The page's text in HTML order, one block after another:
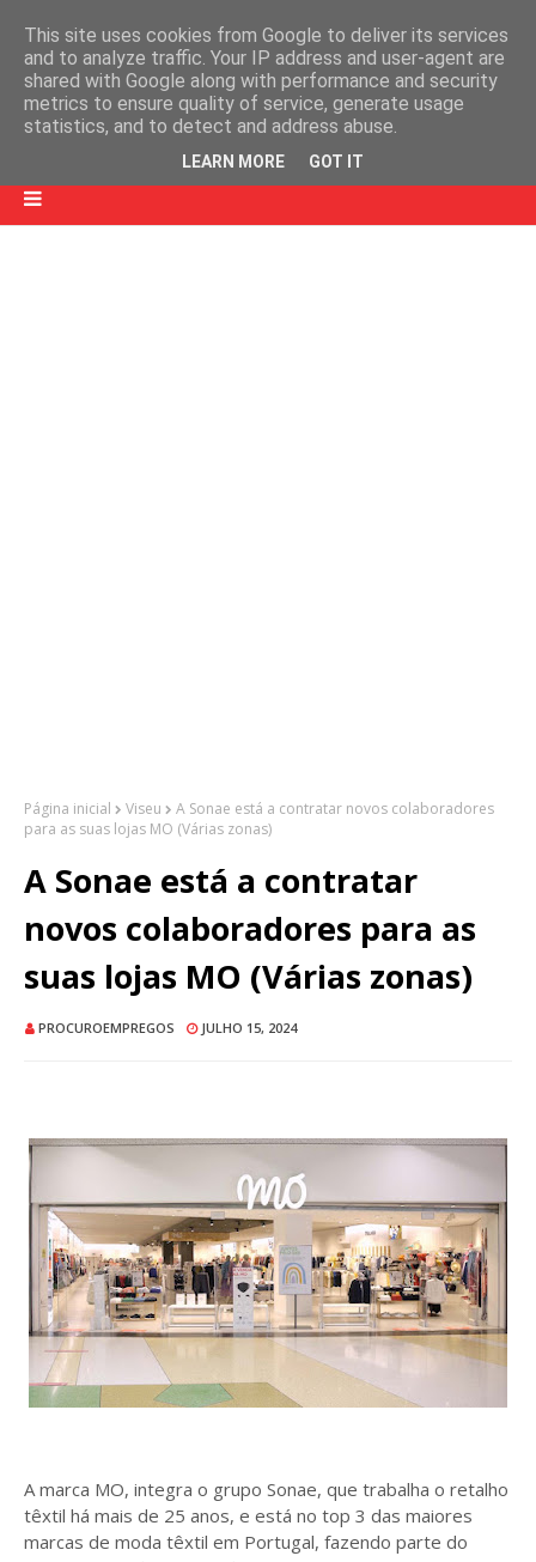
Página inicial Viseu
A Sonae está a contratar novos colaboradores
para as suas lojas MO (Várias zonas)
A Sonae está a contratar
novos colaboradores para as
suas lojas MO (Várias zonas)
PROCUROEMPREGOS JULHO 15, 2024
A marca MO, integra o grupo Sonae, que trabalha o retalho
têxtil há mais de 25 anos, e está no top 3 das maiores
marcas de moda têxtil em Portugal, fazendo parte do
This site uses cookies from Google to deliver its services
and to analyze traffic. Your IP address and user-agent are
shared with Google along with performance and security
metrics to ensure quality of service, generate usage
statistics, and to detect and address abuse.
LEARN MORE GOT IT